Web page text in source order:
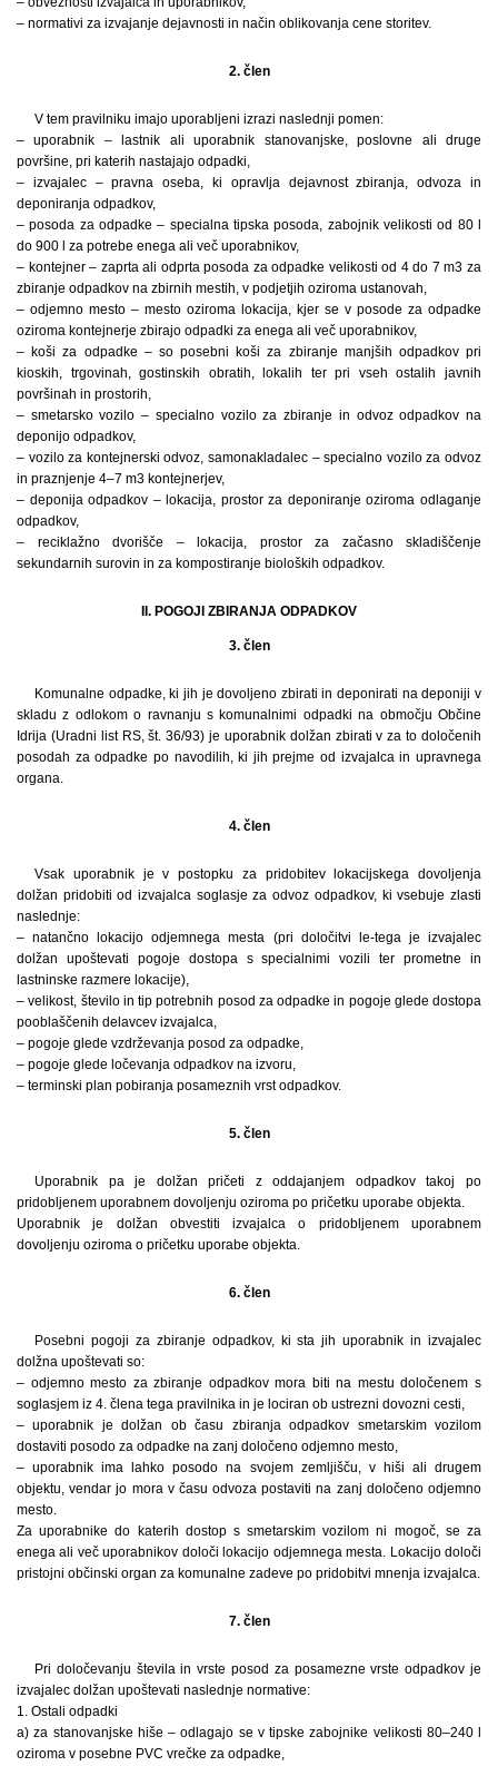
– normativi za izvajanje dejavnosti in način oblikovanja cene storitev.
2. člen
V tem pravilniku imajo uporabljeni izrazi naslednji pomen:
– uporabnik – lastnik ali uporabnik stanovanjske, poslovne ali druge
površine, pri katerih nastajajo odpadki,
– izvajalec – pravna oseba, ki opravlja dejavnost zbiranja, odvoza in
deponiranja odpadkov,
– posoda za odpadke – specialna tipska posoda, zabojnik velikosti od 80 l
do 900 l za potrebe enega ali več uporabnikov,
– kontejner – zaprta ali odprta posoda za odpadke velikosti od 4 do 7 m3 za
zbiranje odpadkov na zbirnih mestih, v podjetjih oziroma ustanovah,
– odjemno mesto – mesto oziroma lokacija, kjer se v posode za odpadke
oziroma kontejnerje zbirajo odpadki za enega ali več uporabnikov,
– koši za odpadke – so posebni koši za zbiranje manjših odpadkov pri
kioskih, trgovinah, gostinskih obratih, lokalih ter pri vseh ostalih javnih
površinah in prostorih,
– smetarsko vozilo – specialno vozilo za zbiranje in odvoz odpadkov na
deponijo odpadkov,
– vozilo za kontejnerski odvoz, samonakladalec – specialno vozilo za odvoz
in praznjenje 4–7 m3 kontejnerjev,
– deponija odpadkov – lokacija, prostor za deponiranje oziroma odlaganje
odpadkov,
– reciklažno dvorišče – lokacija, prostor za začasno skladiščenje
sekundarnih surovin in za kompostiranje bioloških odpadkov.
II. POGOJI ZBIRANJA ODPADKOV
3. člen
Komunalne odpadke, ki jih je dovoljeno zbirati in deponirati na deponiji v
skladu z odlokom o ravnanju s komunalnimi odpadki na območju Občine
Idrija (Uradni list RS, št. 36/93) je uporabnik dolžan zbirati v za to določenih
posodah za odpadke po navodilih, ki jih prejme od izvajalca in upravnega
organa.
4. člen
Vsak uporabnik je v postopku za pridobitev lokacijskega dovoljenja
dolžan pridobiti od izvajalca soglasje za odvoz odpadkov, ki vsebuje zlasti
naslednje:
– natančno lokacijo odjemnega mesta (pri določitvi le-tega je izvajalec
dolžan upoštevati pogoje dostopa s specialnimi vozili ter prometne in
lastninske razmere lokacije),
– velikost, število in tip potrebnih posod za odpadke in pogoje glede dostopa
pooblaščenih delavcev izvajalca,
– pogoje glede vzdrževanja posod za odpadke,
– pogoje glede ločevanja odpadkov na izvoru,
– terminski plan pobiranja posameznih vrst odpadkov.
5. člen
Uporabnik pa je dolžan pričeti z oddajanjem odpadkov takoj po
pridobljenem uporabnem dovoljenju oziroma po pričetku uporabe objekta.
Uporabnik je dolžan obvestiti izvajalca o pridobljenem uporabnem
dovoljenju oziroma o pričetku uporabe objekta.
6. člen
Posebni pogoji za zbiranje odpadkov, ki sta jih uporabnik in izvajalec
dolžna upoštevati so:
– odjemno mesto za zbiranje odpadkov mora biti na mestu določenem s
soglasjem iz 4. člena tega pravilnika in je lociran ob ustrezni dovozni cesti,
– uporabnik je dolžan ob času zbiranja odpadkov smetarskim vozilom
dostaviti posodo za odpadke na zanj določeno odjemno mesto,
– uporabnik ima lahko posodo na svojem zemljišču, v hiši ali drugem
objektu, vendar jo mora v času odvoza postaviti na zanj določeno odjemno
mesto.
Za uporabnike do katerih dostop s smetarskim vozilom ni mogoč, se za
enega ali več uporabnikov določi lokacijo odjemnega mesta. Lokacijo določi
pristojni občinski organ za komunalne zadeve po pridobitvi mnenja izvajalca.
7. člen
Pri določevanju števila in vrste posod za posamezne vrste odpadkov je
izvajalec dolžan upoštevati naslednje normative:
1. Ostali odpadki
a) za stanovanjske hiše – odlagajo se v tipske zabojnike velikosti 80–240 l
oziroma v posebne PVC vrečke za odpadke,